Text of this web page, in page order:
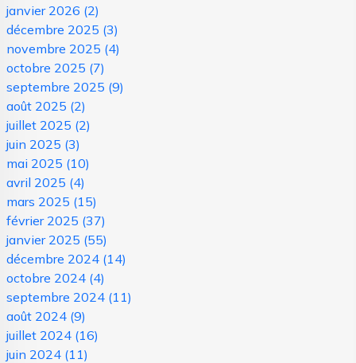
janvier 2026 (2)
décembre 2025 (3)
novembre 2025 (4)
octobre 2025 (7)
septembre 2025 (9)
août 2025 (2)
juillet 2025 (2)
juin 2025 (3)
mai 2025 (10)
avril 2025 (4)
mars 2025 (15)
février 2025 (37)
janvier 2025 (55)
décembre 2024 (14)
octobre 2024 (4)
septembre 2024 (11)
août 2024 (9)
juillet 2024 (16)
juin 2024 (11)